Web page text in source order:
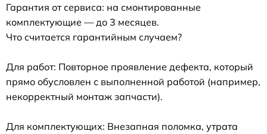
Гарантия от сервиса: на смонтированные
комплектующие — до 3 месяцев.
Что считается гарантийным случаем?
Для работ: Повторное проявление дефекта, который
прямо обусловлен с выполненной работой (например,
некорректный монтаж запчасти).
Для комплектующих: Внезапная поломка, утрата